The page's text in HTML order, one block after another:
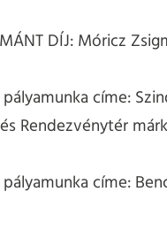
DÍJ: Móricz
címe:
Rendezvénytér
címe: